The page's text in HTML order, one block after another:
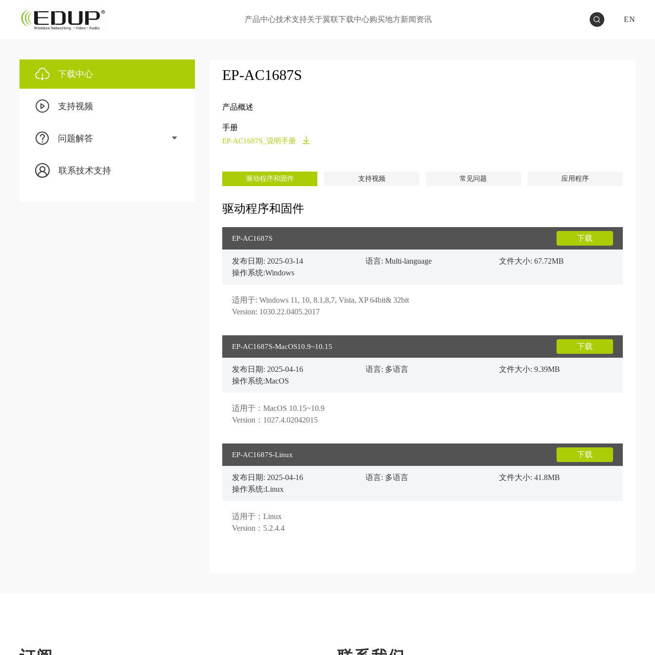
产品中心技术支持关于翼联下载中心购买地方新闻资讯 EN
下载中心
支持视频
问题解答
联系技术支持
EP-AC1687S
产品概述
手册
EP-AC1687S_说明手册
驱动程序和固件 支持视频 常见问题 应用程序
驱动程序和固件
EP-AC1687S 下载
发布日期: 2025-03-14 语言: Multi-language
文件大小: 67.72MB
操作系统:Windows
适用于: Windows 11, 10, 8.1,8,7, Vista, XP 64bit& 32bit
Version: 1030.22.0405.2017
EP-AC1687S-MacOS10.9~10.15 下载
发布日期: 2025-04-16 语言: 多语言
文件大小: 9.39MB
操作系统:MacOS
适用于：MacOS 10.15~10.9
Version：1027.4.02042015
EP-AC1687S-Linux 下载
发布日期: 2025-04-16 语言: 多语言
文件大小: 41.8MB
操作系统:Linux
适用于：Linux
Version：5.2.4.4